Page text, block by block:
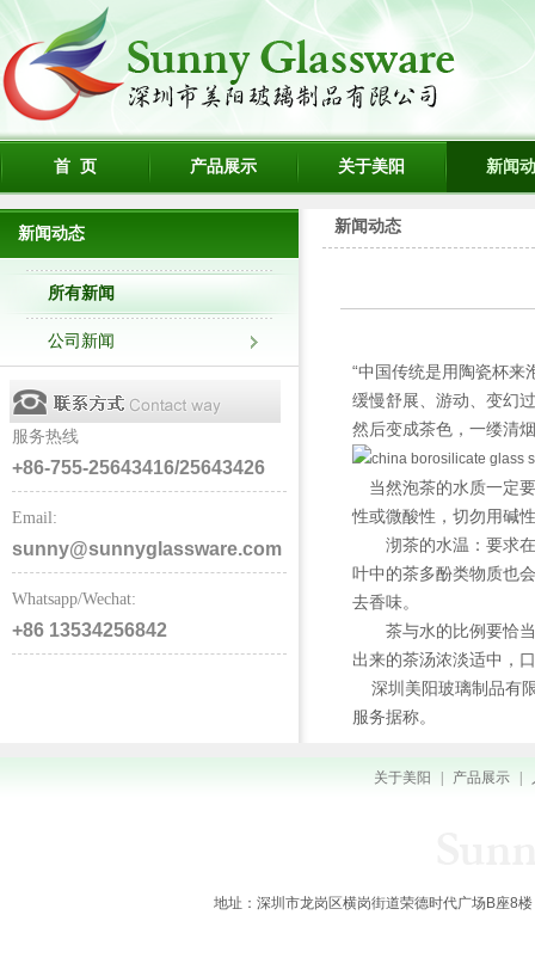
首 页 产品展示 关于美阳 新闻
新闻动态
所有新闻
公司新闻
服务热线
+86-755-25643416/25643426
Email:
sunny@sunnyglassware.com
Whatsapp/Wechat:
+86 13534256842
新闻动态
“中国传统是用陶瓷杯来
缓慢舒展、游动、变幻
然后变成茶色，一缕清
当然泡茶的水质一定
性或微酸性，切勿用碱
沏茶的水温：要求在
叶中的茶多酚类物质也
去香味。
茶与水的比例要恰当
出来的茶汤浓淡适中，
深圳美阳玻璃制品有
服务据称。
关于美阳 产品展示
地址：深圳市龙岗区横岗街道荣德时代广场B座8